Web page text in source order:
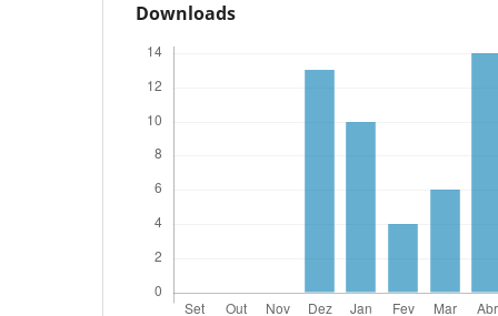
Downloads